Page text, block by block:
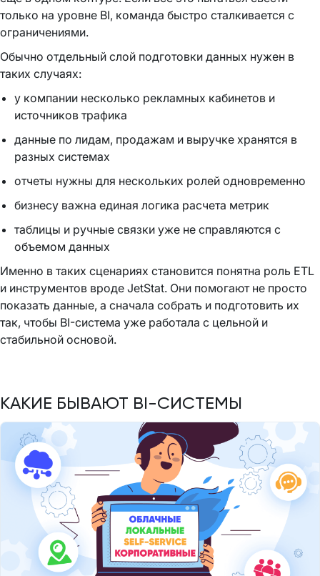
только на уровне BI, команда быстро сталкивается с
ограничениями.
Обычно отдельный слой подготовки данных нужен в
таких случаях:
у компании несколько рекламных кабинетов и
источников трафика
данные по лидам, продажам и выручке хранятся в
разных системах
отчеты нужны для нескольких ролей одновременно
бизнесу важна единая логика расчета метрик
таблицы и ручные связки уже не справляются с
объемом данных
Именно в таких сценариях становится понятна роль ETL
и инструментов вроде JetStat. Они помогают не просто
показать данные, а сначала собрать и подготовить их
так, чтобы BI-система уже работала с цельной и
стабильной основой.
КАКИЕ БЫВАЮТ BI-СИСТЕМЫ